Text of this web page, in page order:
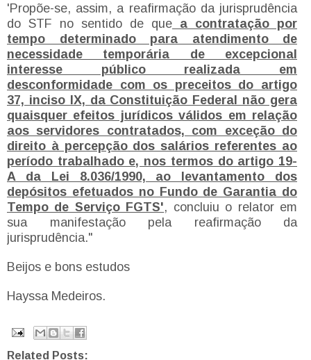
'Propõe-se, assim, a reafirmação da jurisprudência
do STF no sentido de que a contratação por
tempo determinado para atendimento de
necessidade temporária de excepcional
interesse público realizada em
desconformidade com os preceitos do artigo
37, inciso IX, da Constituição Federal não gera
quaisquer efeitos jurídicos válidos em relação
aos servidores contratados, com exceção do
direito à percepção dos salários referentes ao
período trabalhado e, nos termos do artigo 19-
A da Lei 8.036/1990, ao levantamento dos
depósitos efetuados no Fundo de Garantia do
Tempo de Serviço FGTS', concluiu o relator em
sua manifestação pela reafirmação da
jurisprudência."
Beijos e bons estudos
Hayssa Medeiros.
Related Posts: